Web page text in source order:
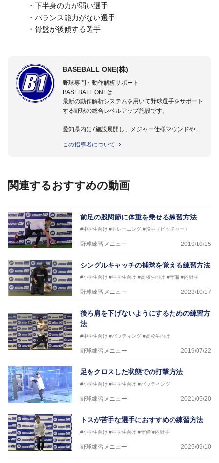
・下半身の力が弱い選手
・バランス能力がない選手
・骨盤が後傾する選手
BASEBALL ONE(株)
野球専門・動作解析サポート
BASEBALL ONEは
最新の動作解析システムを用いて野球選手をサポート
する野球の総合レベルアップ施設です。
愛知県内に7施設展開し、メジャー仕様マウンドやト
動作解析システムを用いて、小学生からプロ野球選手
この指導者について
関連するおすすめの動画
前足の股関節に体重を乗せる練習方法
#中学生向け #トレーニング #投手（ピッチャー）
野球練習メニュー 2019/10/15
シングルキャッチの捕球を覚える練習方法
#小学生向け #中学生向け #高校生向け #守備 #内野手
野球練習メニュー 2023/10/17
後ろ肩を下げないようにするための練習方
法
#中学生向け #バッティング #高校生向け
野球練習メニュー 2019/07/22
足をクロスした状態での打撃方法
#小学生向け #中学生向け #バッティング
野球練習メニュー 2021/05/20
トスが苦手な選手におすすめの練習方法
#小学生向け #中学生向け #守備 #内野手
野球練習メニュー 2025/09/10